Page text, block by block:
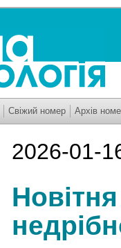
Свіжий номер Архів
2026-01-
Новітня